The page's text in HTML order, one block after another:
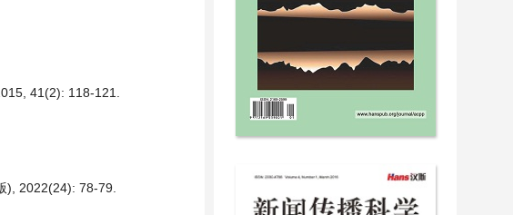
41(2): 118-121.
), 2022(24): 78-79.